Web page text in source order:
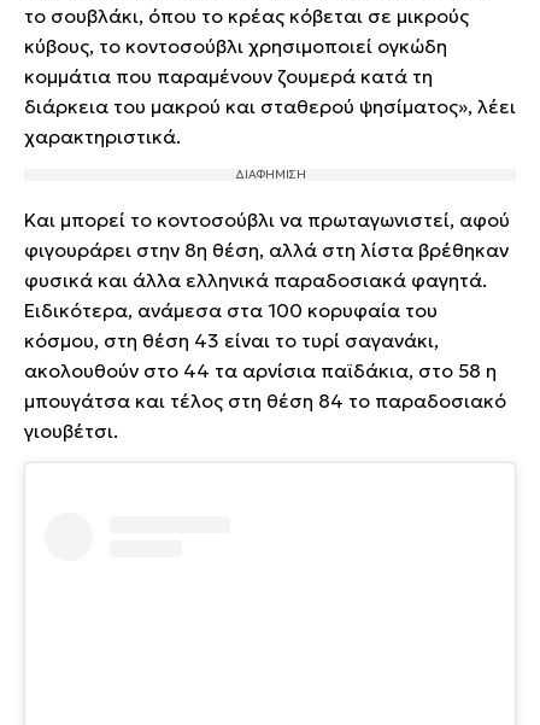
το σουβλάκι, όπου το κρέας κόβεται σε μικρούς
κύβους, το κοντοσούβλι χρησιμοποιεί ογκώδη
κομμάτια που παραμένουν ζουμερά κατά τη
διάρκεια του μακρού και σταθερού ψησίματος», λέει
χαρακτηριστικά.
Και μπορεί το κοντοσούβλι να πρωταγωνιστεί, αφού
φιγουράρει στην 8η θέση, αλλά στη λίστα βρέθηκαν
φυσικά και άλλα ελληνικά παραδοσιακά φαγητά.
Ειδικότερα, ανάμεσα στα 100 κορυφαία του
κόσμου, στη θέση 43 είναι το τυρί σαγανάκι,
ακολουθούν στο 44 τα αρνίσια παϊδάκια, στο 58 η
μπουγάτσα και τέλος στη θέση 84 το παραδοσιακό
γιουβέτσι.